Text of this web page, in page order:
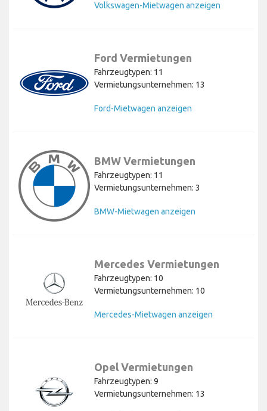
Volkswagen-Mietwagen anzeigen
Ford Vermietungen
Fahrzeugtypen: 11
Vermietungsunternehmen: 13
Ford-Mietwagen anzeigen
BMW Vermietungen
Fahrzeugtypen: 11
Vermietungsunternehmen: 3
BMW-Mietwagen anzeigen
Mercedes Vermietungen
Fahrzeugtypen: 10
Vermietungsunternehmen: 10
Mercedes-Mietwagen anzeigen
Opel Vermietungen
Fahrzeugtypen: 9
Vermietungsunternehmen: 13